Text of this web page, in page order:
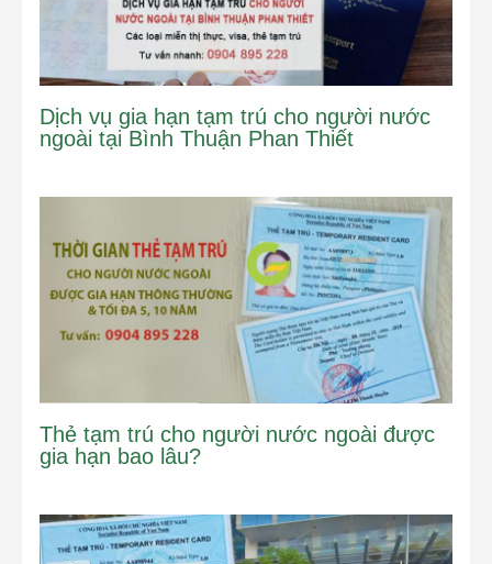
Dịch vụ gia hạn tạm trú cho người nước
ngoài tại Bình Thuận Phan Thiết
Thẻ tạm trú cho người nước ngoài được
gia hạn bao lâu?